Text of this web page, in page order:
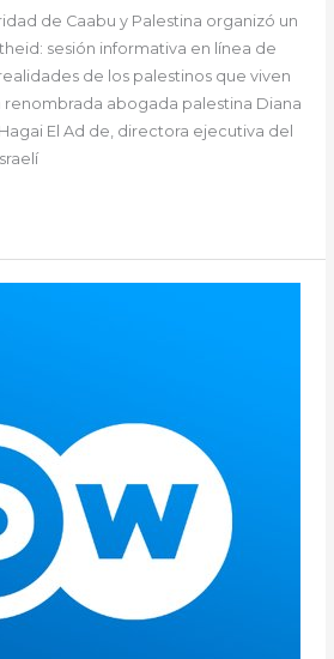
de Caabu y Palestina organizó un
sesión informativa en línea de
de los palestinos que viven
renombrada abogada palestina Diana
El Ad de, directora ejecutiva del